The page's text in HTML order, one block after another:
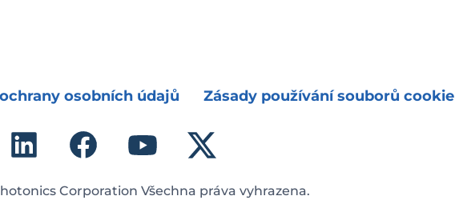
osobních údajů Zásady používání souborů cookie
Corporation Všechna práva vyhrazena.